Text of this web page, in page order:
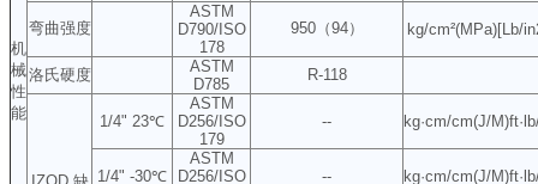
机
械
性
能
弯曲强度
ASTM
D790/ISO
178
950（94） kg/cm²(MPa)[Lb/
洛氏硬度
ASTM
D785
R-118
1/4" 23℃
ASTM
D256/ISO
179
-- kg·cm/cm(J/
1/4" -30℃
ASTM
D256/ISO
-- kg·cm/cm(J/